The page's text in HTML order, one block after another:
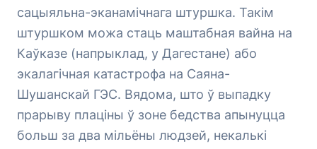
сацыяльна-эканамічнага штуршка. Такім
штуршком можа стаць маштабная вайна на
Каўказе (напрыклад, у Дагестане) або
экалагічная катастрофа на Саяна-
Шушанскай ГЭС. Вядома, што ў выпадку
прарыву плаціны ў зоне бедства апынуцца
больш за два мільёны людзей, некалькі